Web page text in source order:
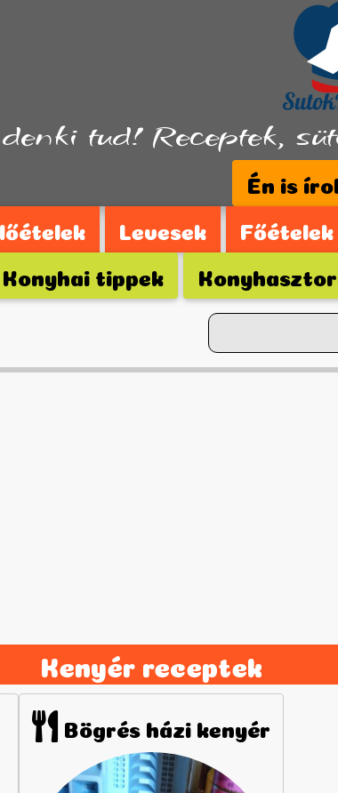
tud!Receptek,
Én is
Levesek Főételek
Konyhai tippek
Kenyér receptek
Bögrés házi kenyér